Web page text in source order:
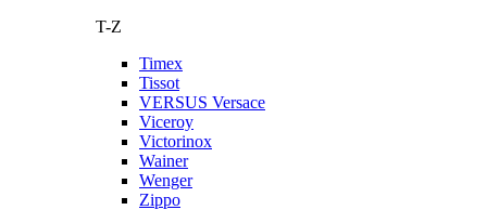
T-Z
Timex
Tissot
VERSUS Versace
Viceroy
Victorinox
Wainer
Wenger
Zippo